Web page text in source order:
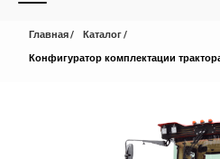
Главная
Каталог
Конфигуратор комплектации